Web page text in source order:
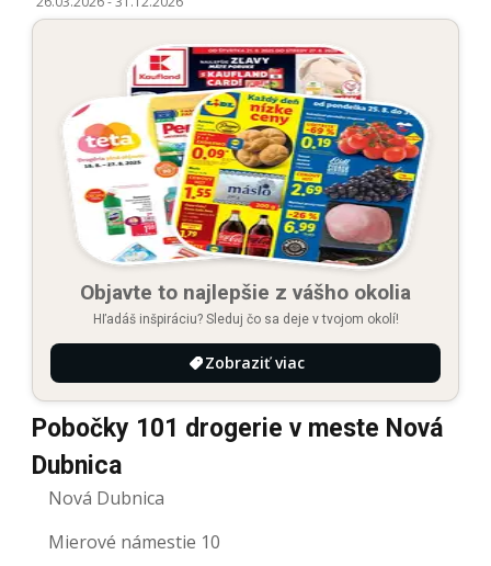
Objavte to najlepšie z vášho okolia
Hľadáš inšpiráciu? Sleduj čo sa deje v tvojom okolí!
Zobraziť viac
Pobočky 101 drogerie v meste Nová
Dubnica
Nová Dubnica
Mierové námestie 10